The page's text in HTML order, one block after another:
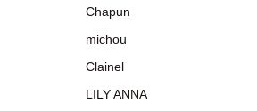
Chapun
michou
Clainel
LILY ANNA